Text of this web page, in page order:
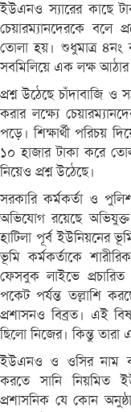
ইউএনও স্যারের কাছে
চেয়ারম্যানদেরকে বলে
তোলা হয়। শুধুমাত্র ৪নং
সবমিলিয়ে এক লক্ষ আঠার
প্রশ্ন উঠেছে চাঁদাবাজি ও
করার লক্ষ্যে
পড়ে। শিক্ষার্থী পরিচয়
১০ হাজার টাকা করে
নিয়েও প্রশ্ন উঠেছে।
সরকারি কর্মকর্তা ও
অভিযোগ রয়েছে
হাটিলা পূর্ব ইউনিয়নের
ভূমি কর্মকর্তাকে
ফেসবুক লাইভে
পকেট পর্যন্ত তল্লাশি
প্রশাসনও বিব্রত। এই
ছিলো নিজের। কিন্তু তারা
ইউএনও ও ওসির নাম
করতে সানি নিয়মিত
প্রশাসনিক যে কোন